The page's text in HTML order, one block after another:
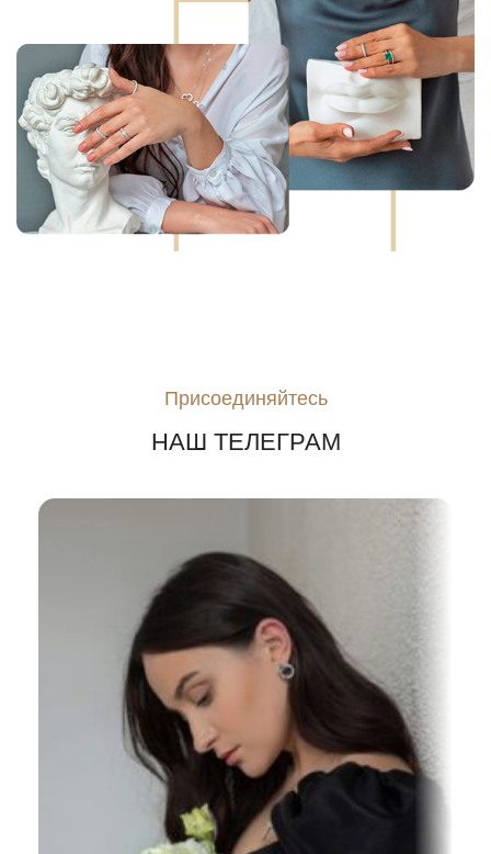
Присоединяйтесь
НАШ ТЕЛЕГРАМ